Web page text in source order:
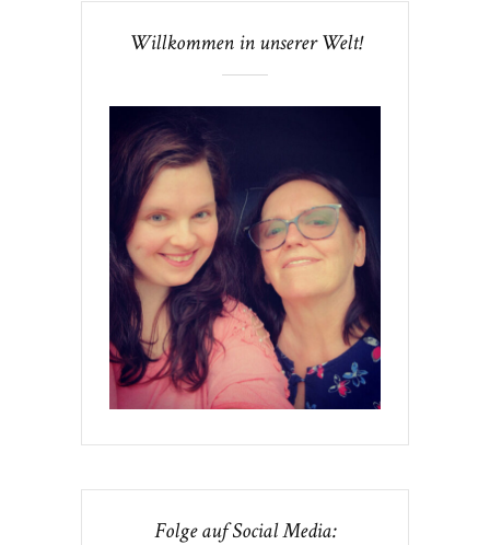
Willkommen in unserer Welt!
Folge auf Social Media: